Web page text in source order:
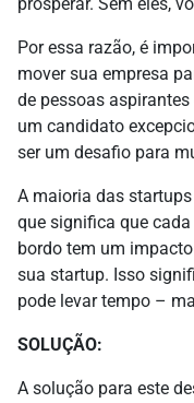
Por essa razão, é
mover sua empresa
de pessoas
um candidato
ser um desafio para
A maioria das
que significa que
bordo tem um
sua startup. Isso
pode levar tempo –
SOLUÇÃO:
A solução para este